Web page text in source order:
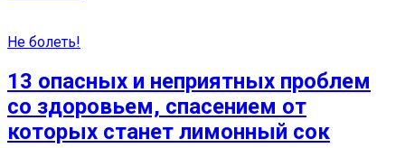
Не болеть!
13 опасных и неприятных проблем
со здоровьем, спасением от
которых станет лимонный сок